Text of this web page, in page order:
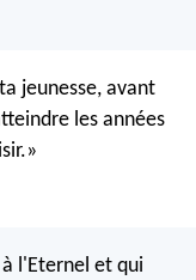
jeunesse, avant
les années
l'Eternel et qui